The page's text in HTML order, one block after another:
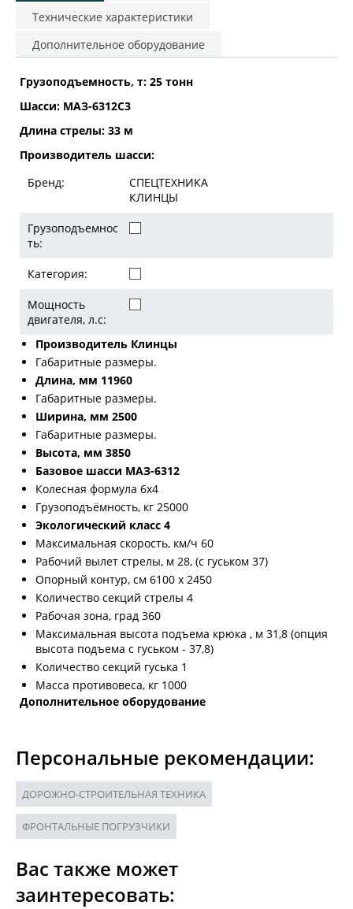
Технические характеристики
Дополнительное оборудование
Грузоподъемность, т: 25 тонн
Шасси: МАЗ-6312С3
Длина стрелы: 33 м
Производитель шасси:
Бренд:
СПЕЦТЕХНИКА
КЛИНЦЫ
Грузоподъемнос
ть:
Категория:
Мощность
двигателя, л.с:
Производитель Клинцы
Габаритные размеры.
Длина, мм 11960
Габаритные размеры.
Ширина, мм 2500
Габаритные размеры.
Высота, мм 3850
Базовое шасси МАЗ-6312
Колесная формула 6х4
Грузоподъёмность, кг 25000
Экологический класс 4
Максимальная скорость, км/ч 60
Рабочий вылет стрелы, м 28, (с гуськом 37)
Опорный контур, см 6100 х 2450
Количество секций стрелы 4
Рабочая зона, град 360
Максимальная высота подъема крюка , м 31,8 (опция
высота подъема с гуськом - 37,8)
Количество секций гуська 1
Масса противовеса, кг 1000
Дополнительное оборудование
Персональные рекомендации:
ДОРОЖНО-СТРОИТЕЛЬНАЯ ТЕХНИКА
ФРОНТАЛЬНЫЕ ПОГРУЗЧИКИ
Вас также может
заинтересовать: